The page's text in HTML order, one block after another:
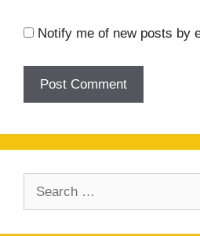
Notify me of new posts by